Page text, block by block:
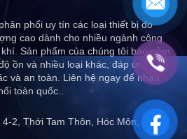
phối uy tín các loại thiết bị đo
cao dành cho nhiều ngành công
Sản phẩm của chúng tôi bao gồm
ồn và nhiều loại khác, đáp ứng mọi
và an toàn. Liên hệ ngay để nhận
toàn quốc..
2, Thới Tam Thôn, Hóc Môn,